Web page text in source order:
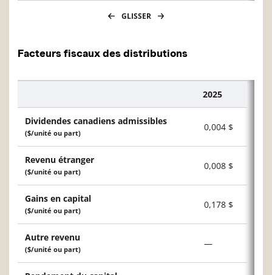
GLISSER
Facteurs fiscaux des distributions
2025
Dividendes canadiens admissibles
($/unité ou part)
0,004 $
Revenu étranger
($/unité ou part)
0,008 $
Gains en capital
($/unité ou part)
0,178 $
Autre revenu
($/unité ou part)
—